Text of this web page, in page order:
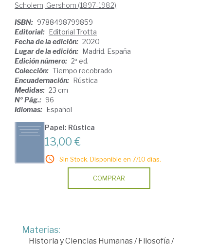
Scholem, Gershom (1897-1982)
ISBN: 9788498799859
Editorial: Editorial Trotta
Fecha de la edición: 2020
Lugar de la edición: Madrid. España
Edición número: 2ª ed.
Colección: Tiempo recobrado
Encuadernación: Rústica
Medidas: 23 cm
Nº Pág.: 96
Idiomas: Español
Papel: Rústica
13,00 €
Sin Stock. Disponible en 7/10 días.
COMPRAR
Materias:
Historia y Ciencias Humanas /Filosofía /